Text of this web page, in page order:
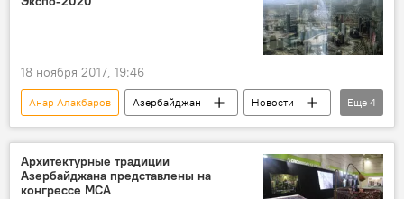
Коронавирус
СМИ
18 ноября 2017, 19:46
Анар Алакбаров Азербайджан
Новости
Экономика
Дубай
Еще 4
Архитектурные традиции
Азербайджана представлены на
конгрессе МСА